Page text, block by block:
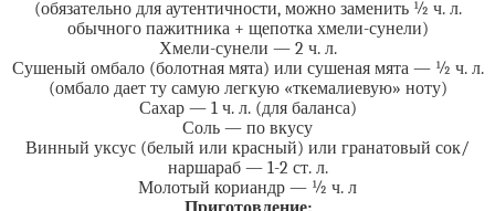
(обязательно для аутентичности, можно заменить ½ ч. л.
обычного пажитника + щепотка хмели-сунели)
Хмели-сунели — 2 ч. л.
Сушеный омбало (болотная мята) или сушеная мята — ½ ч. л.
(омбало дает ту самую легкую «ткемалиевую» ноту)
Сахар — 1 ч. л. (для баланса)
Соль — по вкусу
Винный уксус (белый или красный) или гранатовый сок/
наршараб — 1-2 ст. л.
Молотый кориандр — ½ ч. л